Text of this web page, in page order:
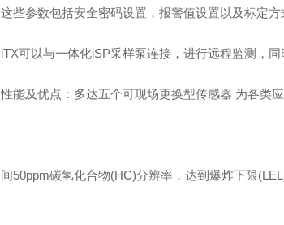
这些参数包括安全密码设置，报警值设置以及标定
iTX可以与一体化iSP采样泵连接，进行远程监测，
性能及优点：多达五个可现场更换型传感器 为各类
间50ppm碳氢化合物(HC)分辨率，达到爆炸下限